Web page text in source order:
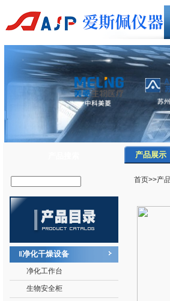
净化干燥设备
净化工作台
生物安全柜
产品展示
首页>>产